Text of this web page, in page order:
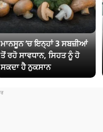
ਮਾਨਸੂਨ ‘ਚ ਇਨ੍ਹਾਂ 3 ਸਬਜ਼ੀਆਂ
ਤੋਂ ਰਹੋ ਸਾਵਧਾਨ, ਸਿਹਤ ਨੂੰ ਹੋ
ਸਕਦਾ ਹੈ ਨੁਕਸਾਨ